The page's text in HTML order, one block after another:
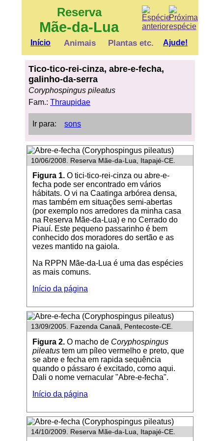
Reserva
Mãe-da-Lua
Início Animais Plantas etc. Ajude!
Tico-tico-rei-cinza, abre-e-fecha,
galinho-da-serra
Coryphospingus pileatus
Fam.:Thraupidae
Ir para:sons
10/06/2008. Reserva Mãe-da-Lua, Itapajé-CE.
Figura 1.O tici-tico-rei-cinza ou abre-e-
fecha pode ser encontrado em vários
hábitats. O vi na Caatinga arbórea densa,
mas também em situações semi-abertas
(por exemplo nos arredores da minha casa
na Reserva Mãe-da-Lua) e no Cerrado do
Piauí. Este pequeno passarinho é bem
conhecido dos moradores do sertão e as
vezes mantido na gaiola.
Na RPPN Mãe-da-Lua é uma das espécies
as mais comuns.
Início da página
13/09/2005. Fazenda Canaã, Pentecoste-CE.
Figura 2.O macho de Coryphospingus
pileatustem um píleo vermelho e preto, que
se abre e fecha em rapida sequência
quando o pássaro é excitado, como aqui.
Dali o nome vernacular "Abre-e-fecha".
Início da página
14/10/2009. Reserva Mãe-da-Lua, Itapajé-CE.